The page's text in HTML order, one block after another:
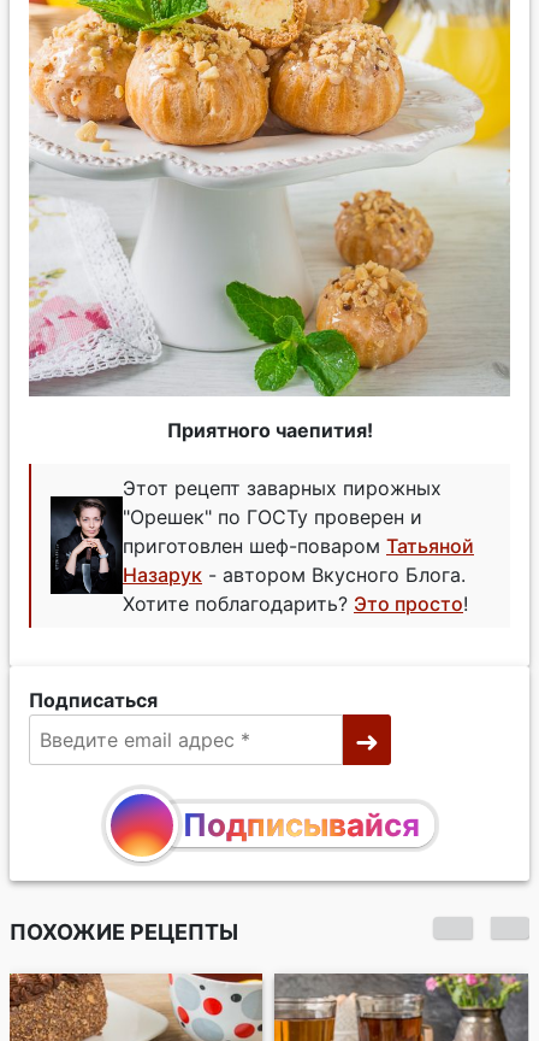
Приятного чаепития!
Этот рецепт заварных пирожных
"Орешек" по ГОСТу проверен и
приготовлен шеф-поваром Татьяной
Назарук - автором Вкусного Блога.
Хотите поблагодарить? Это просто!
Подписаться
Подписывайся
ПОХОЖИЕ РЕЦЕПТЫ
Пирожные
"Пенёчки"